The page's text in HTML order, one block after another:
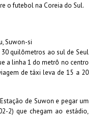
o futebol na Coreia do Sul.
Suwon-si
30 quilômetros ao sul de Seul
a linha 1 do metrô no centro
de táxi leva de 15 a 20
de Suwon e pegar um
2) que chegam ao estádio,